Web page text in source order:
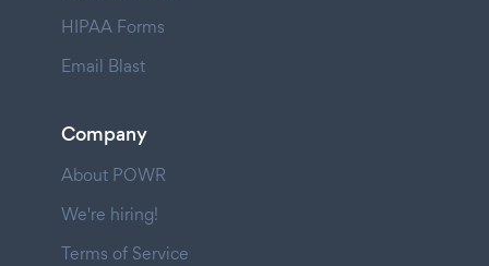
HIPAA Forms
Email Blast
Company
About POWR
We're hiring!
Terms of Service